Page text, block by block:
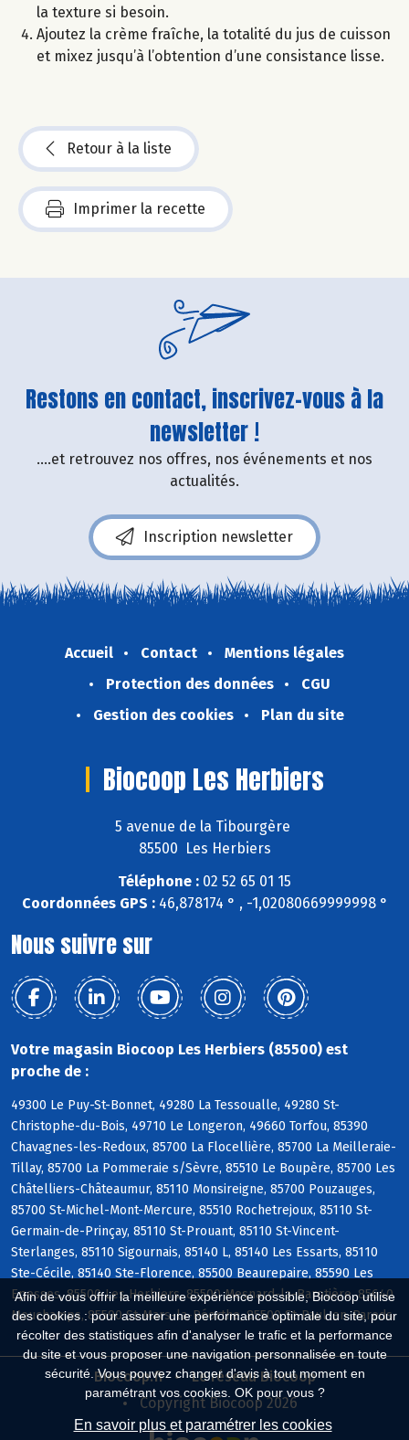
Afin de vous offrir la meilleure expérience possible, Biocoop utilise
des cookies : pour assurer une performance optimale du site, pour
récolter des statistiques afin d'analyser le trafic et la performance
du site et vous proposer une navigation personnalisée en toute
sécurité. Vous pouvez changer d'avis à tout moment en
paramétrant vos cookies. OK pour vous ?
En savoir plus et paramétrer les cookies
la texture si besoin.
Ajoutez la crème fraîche, la totalité du jus de cuisson
et mixez jusqu’à l’obtention d’une consistance lisse.
Retour à la liste
Imprimer la recette
Restons en contact, inscrivez-vous à la
newsletter !
....et retrouvez nos offres, nos événements et nos
actualités.
Inscription newsletter
Accueil Contact
Mentions légales
Protection des données
CGU
Gestion des cookies
Plan du site
Biocoop Les Herbiers
5 avenue de la Tibourgère
85500 Les Herbiers
Téléphone : 02 52 65 01 15
Coordonnées GPS :46,878174 ° , -1,02080669999998 °
Nous suivre sur
Votre magasin Biocoop Les Herbiers (85500) est
proche de :
49300 Le Puy-St-Bonnet, 49280 La Tessoualle, 49280 St-
Christophe-du-Bois, 49710 Le Longeron, 49660 Torfou, 85390
Chavagnes-les-Redoux, 85700 La Flocellière, 85700 La Meilleraie-
Tillay, 85700 La Pommeraie s/Sèvre, 85510 Le Boupère, 85700 Les
Châtelliers-Châteaumur, 85110 Monsireigne, 85700 Pouzauges,
85700 St-Michel-Mont-Mercure, 85510 Rochetrejoux, 85110 St-
Germain-de-Prinçay, 85110 St-Prouant, 85110 St-Vincent-
Sterlanges, 85110 Sigournais, 85140 L, 85140 Les Essarts, 85110
Ste-Cécile, 85140 Ste-Florence, 85500 Beaurepaire, 85590 Les
Epesses, 85500 Les Herbiers, 85500 Mesnard-la-Barotière, 85640
Mouchamps, 85590 St-Mars-la-Réorthe, 85500 St-Paul-en-Pareds
Biocoop.fr
Le réseau Biocoop
Copyright Biocoop 2026